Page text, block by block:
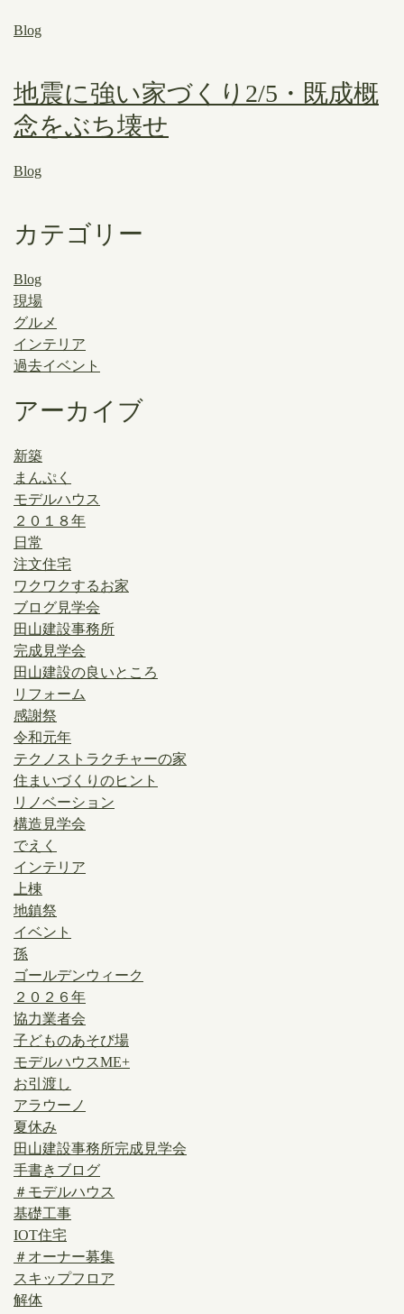
Blog
地震に強い家づくり2/5・既成概
念をぶち壊せ
Blog
カテゴリー
Blog
現場
グルメ
インテリア
過去イベント
アーカイブ
新築
まんぷく
モデルハウス
２０１８年
日常
注文住宅
ワクワクするお家
ブログ見学会
田山建設事務所
完成見学会
田山建設の良いところ
リフォーム
感謝祭
令和元年
テクノストラクチャーの家
住まいづくりのヒント
リノベーション
構造見学会
でえく
インテリア
上棟
地鎮祭
イベント
孫
ゴールデンウィーク
２０２６年
協力業者会
子どものあそび場
モデルハウスME+
お引渡し
アラウーノ
夏休み
田山建設事務所完成見学会
手書きブログ
＃モデルハウス
基礎工事
IOT住宅
＃オーナー募集
スキップフロア
解体